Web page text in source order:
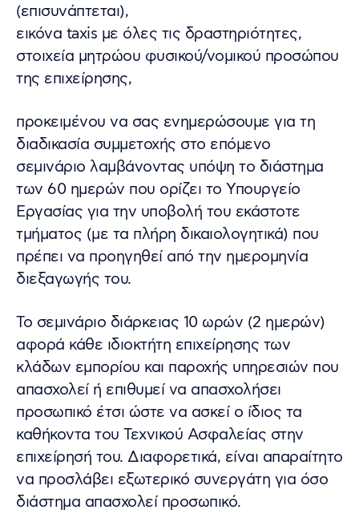
(επισυνάπτεται),
εικόνα taxis με όλες τις δραστηριότητες,
στοιχεία μητρώου φυσικού/νομικού προσώπου
της επιχείρησης,
προκειμένου να σας ενημερώσουμε για τη
διαδικασία συμμετοχής στο επόμενο
σεμινάριο λαμβάνοντας υπόψη το διάστημα
των 60 ημερών που ορίζει το Υπουργείο
Εργασίας για την υποβολή του εκάστοτε
τμήματος (με τα πλήρη δικαιολογητικά) που
πρέπει να προηγηθεί από την ημερομηνία
διεξαγωγής του.
Το σεμινάριο διάρκειας 10 ωρών (2 ημερών)
αφορά κάθε ιδιοκτήτη επιχείρησης των
κλάδων εμπορίου και παροχής υπηρεσιών που
απασχολεί ή επιθυμεί να απασχολήσει
προσωπικό έτσι ώστε να ασκεί ο ίδιος τα
καθήκοντα του Τεχνικού Ασφαλείας στην
επιχείρησή του. Διαφορετικά, είναι απαραίτητο
να προσλάβει εξωτερικό συνεργάτη για όσο
διάστημα απασχολεί προσωπικό.